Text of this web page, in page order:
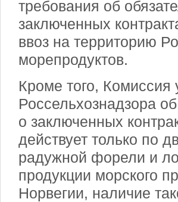
требования об
заключенных
ввоз на территорию
морепродуктов.
Кроме того, Комиссия
Россельхознадзора
о заключенных
действует только по
радужной форели и
продукции морского
Норвегии, наличие